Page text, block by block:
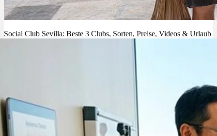
Social Club Sevilla: Beste 3 Clubs, Sorten, Preise, Videos & Urlaub